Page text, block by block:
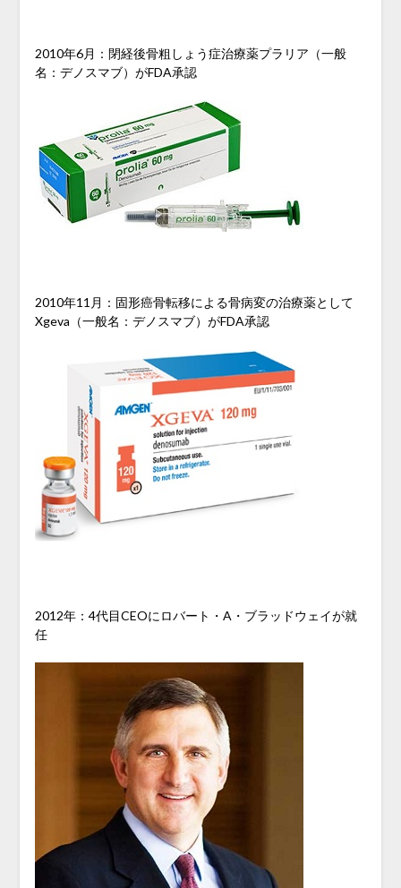
2010年6月：閉経後骨粗しょう症治療薬プラリア（一般
名：デノスマブ）がFDA承認
2010年11月：固形癌骨転移による骨病変の治療薬として
Xgeva（一般名：デノスマブ）がFDA承認
2012年：4代目CEOにロバート・A・ブラッドウェイが就
任